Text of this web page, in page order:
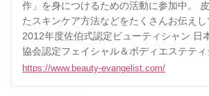
作」を身につけるための活動に参加中。
たスキンケア方法などをたくさんお伝えし
2012年度佐伯式認定ビューティシャン 日
協会認定フェイシャル＆ボディエステティ
https://www.beauty-evangelist.com/